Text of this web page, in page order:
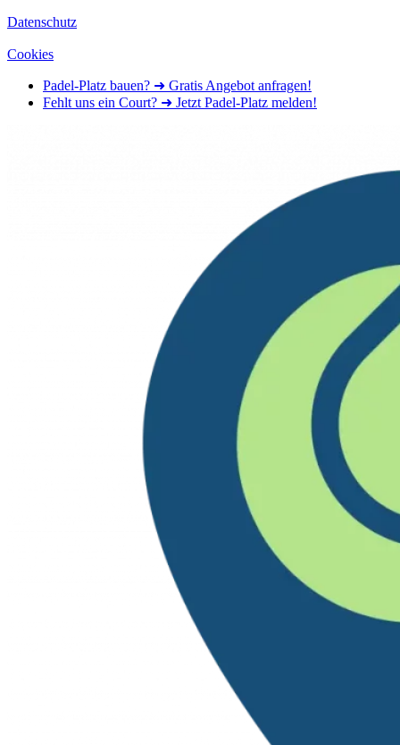
Datenschutz
Cookies
Padel-Platz bauen? ➜ Gratis Angebot anfragen!
Fehlt uns ein Court? ➜ Jetzt Padel-Platz melden!